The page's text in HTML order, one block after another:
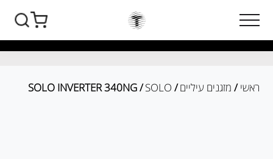
ראשי / מזגנים עיליים/
SOLO
/ SOLO INVERTER 340NG